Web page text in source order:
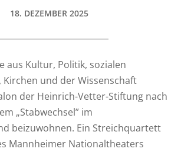
18. DEZEMBER 2025
aus Kultur, Politik, sozialen
Kirchen und der Wissenschaft
der Heinrich-Vetter-Stiftung nach
„Stabwechsel” im
beizuwohnen. Ein Streichquartett
Mannheimer Nationaltheaters